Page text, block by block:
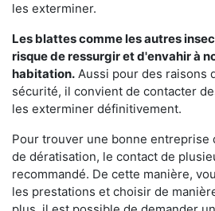
les exterminer.
Les blattes comme les autres
risque de ressurgir et d'envahir à
habitation. Aussi pour des raisons
sécurité, il convient de contacter
les exterminer définitivement.
Pour trouver une bonne entreprise
de dératisation, le contact de
recommandé. De cette manière,
les prestations et choisir de